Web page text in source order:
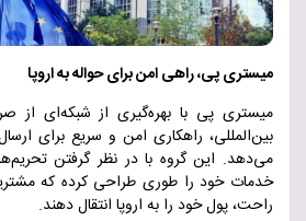
میستری پی، راهی امن برای حواله به اروپا
میستری پی با بهره‌گیری از شبکه‌ای از
بین‌المللی، راهکاری امن و سریع برای
می‌دهد. این گروه با در نظر گرفتن
خدمات خود را طوری طراحی کرده که
راحت، پول خود را به اروپا انتقال دهند.